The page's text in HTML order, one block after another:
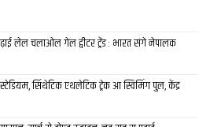
लेल चलाओल गेल ट्वीटर ट्रेंड : भारत संगे नेपालक
सिंथेटिक एथलेटिक ट्रेक आ स्विमिंग पुल, केंद्र